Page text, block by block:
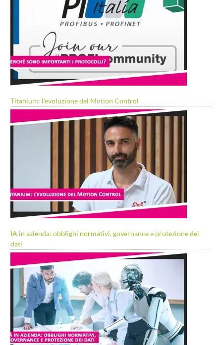
Titanium: l’evoluzione del Motion Control
IA in azienda: obblighi normativi, governance e protezione dei
dati